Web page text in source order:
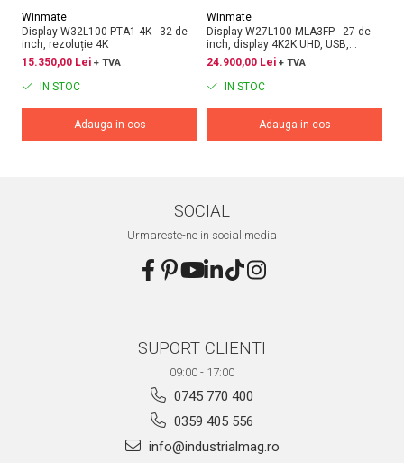
Winmate
Display W32L100-PTA1-4K - 32 de
inch, rezoluție 4K
15.350,00 Lei + TVA
IN STOC
Adauga in cos
Winmate
Display W27L100-MLA3FP - 27 de
inch, display 4K2K UHD, USB,
RS232, VGA, DVI, Display Port și
HDMI
24.900,00 Lei + TVA
IN STOC
Adauga in cos
SOCIAL
Urmareste-ne in social media
SUPORT CLIENTI
09:00 - 17:00
0745 770 400
0359 405 556
info@industrialmag.ro